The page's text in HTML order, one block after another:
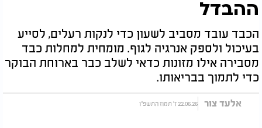
ההבדל
הכבד עובד מסביב לשעון כדי לנקות רעלים, לסייע
בעיכול ולספק אנרגיה לגוף. מומחית למחלות כבד
מסבירה אילו מזונות כדאי לשלב כבר בארוחת הבוקר
כדי לתמוך בבריאותו.
אלעד צור 22.06.26 ז' תמוז התשפ"ו